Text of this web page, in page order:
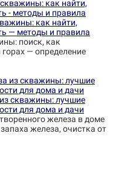
как найти,
— методы и правила
поиск, как
горах — определение
скважины: лучшие
для дома и дачи
железа в доме
железа, очистка от